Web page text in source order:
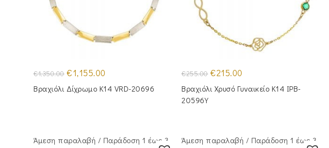
€1,350.00 Original
price
was:
€1,350.00.
€1,155.00
τιμή
είναι:
Βραχιόλι Δίχρωμο Κ14 VRD-20696
€255.00 Original
price
was:
€255.00.
€215.00
είναι:
Βραχιόλι Χρυσό Γυναικείο Κ14 IPB-
20596Y
Άμεση παραλαβή / Παράδoση 1 έως 3
Άμεση παραλαβή / Παράδoση 1 έως 3